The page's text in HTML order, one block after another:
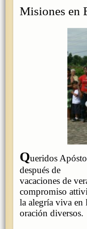
Misiones en
Queridos
después de
vacaciones de
compromiso
la alegría viva en
oración diversos.